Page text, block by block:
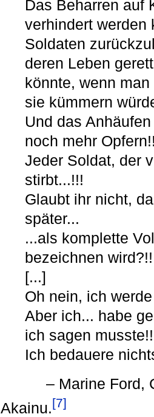
Das Beharren auf
verhindert werden
Soldaten
deren Leben
könnte, wenn
sie kümmern
Und das
noch mehr
Jeder Soldat, der
stirbt...!!!
Glaubt ihr nicht,
später...
...als komplette
bezeichnen wird?!!
[...]
Oh nein, ich
Aber ich... habe
ich sagen
Ich bedauere
– Marine Ford,
Akainu.[7]